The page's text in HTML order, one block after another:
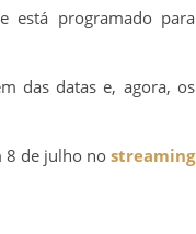
está programado para
das datas e, agora, os
de julho no streaming